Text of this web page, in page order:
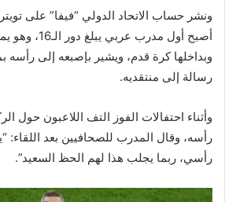
ونشر حساب الاتحاد الدولي “فيفا” على
أصبح أول مدرب
وبداخلها كرة قدم، ويشير بإصبعه إلى رأسه
رسالة إلى منتقديه.
وأثناء احتفالات الفوز التف اللاعبون حول
رأسه، وقال المدرب للصحافيين بعد
رأسي، ربما يجلب هذا لهم الحظ السعيد”.